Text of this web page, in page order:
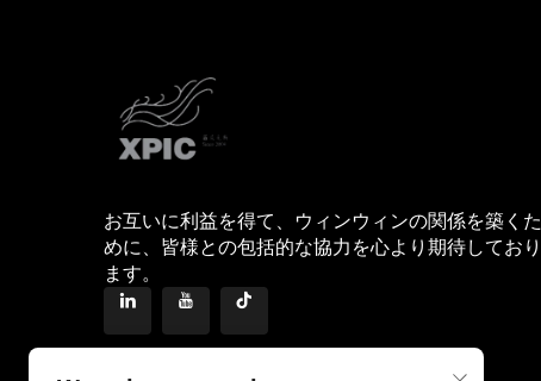
お互いに利益を得て、ウィンウィンの関係を築くた
めに、皆様との包括的な協力を心より期待しており
ます。